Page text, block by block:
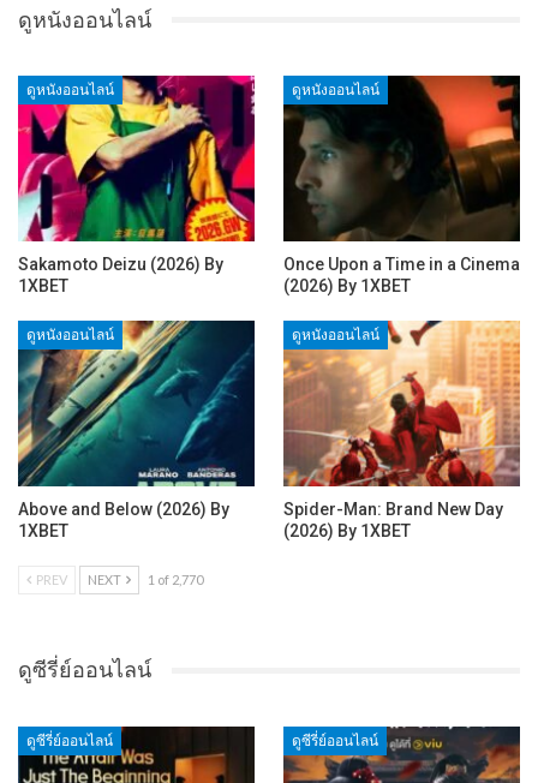
ดูหนังออนไลน์
ดูหนังออนไลน์
Sakamoto Deizu (2026) By
1XBET
ดูหนังออนไลน์
Once Upon a Time in a Cinema
(2026) By 1XBET
ดูหนังออนไลน์
Above and Below (2026) By
1XBET
ดูหนังออนไลน์
Spider-Man: Brand New Day
(2026) By 1XBET
PREV NEXT 1 of 2,770
ดูซีรี่ย์ออนไลน์
ดูซีรี่ย์ออนไลน์ ดูซีรี่ย์ออนไลน์